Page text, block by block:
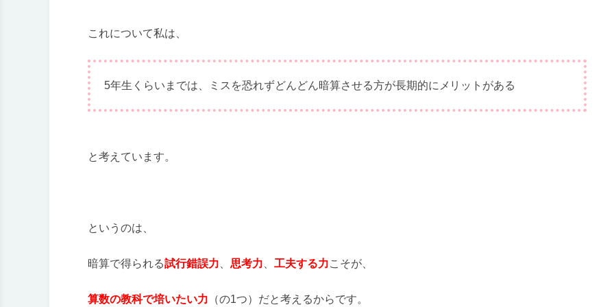
これについて私は、
5年生くらいまでは、ミスを恐れずどんどん暗算させる方が長期的にメリットがある
と考えています。
というのは、
暗算で得られる試行錯誤力 思考力 工夫する力こそが、
算数の教科で培いたい力 （の1つ）だと考えるからです。